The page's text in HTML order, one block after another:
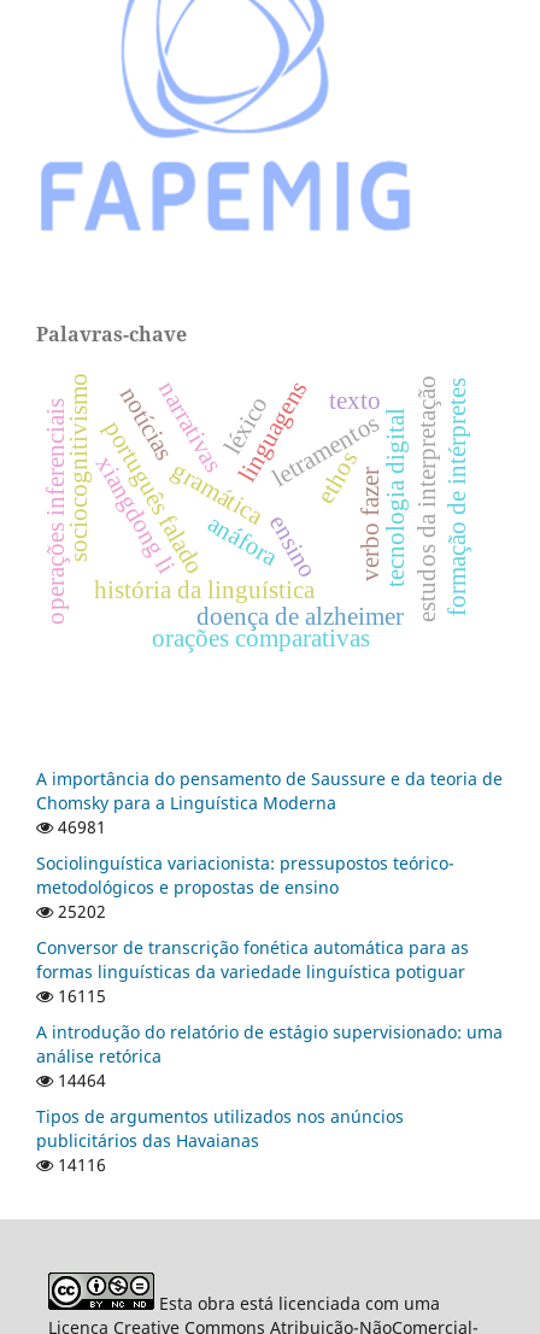
Palavras-chave
linguagens
letramentos
ensino tecnologia digital
gramática
história da linguística
português falado
texto
xiangdong li estudos da interpretaçãoformação de intérpretes
doença de alzheimer
narrativas
sociocognitivismo verbo fazer
anáfora
orações comparativas
ethos
léxico
operações inferenciais notícias
A importância do pensamento de Saussure e da teoria de
Chomsky para a Linguística Moderna
46981
Sociolinguística variacionista: pressupostos teórico-
metodológicos e propostas de ensino
25202
Conversor de transcrição fonética automática para as
formas linguísticas da variedade linguística potiguar
16115
A introdução do relatório de estágio supervisionado: uma
análise retórica
14464
Tipos de argumentos utilizados nos anúncios
publicitários das Havaianas
14116
Esta obra está licenciada com uma
Licença Creative Commons Atribuição-NãoComercial-